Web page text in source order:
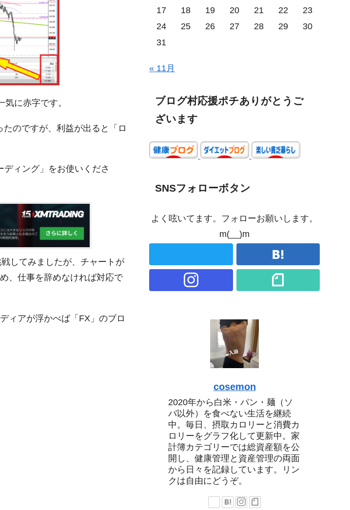
に赤字です。
のですが、利益が出ると「ロ
ィング」をお使いくださ
してみましたが、チャートが
、仕事を辞めなければ対応で
ィアが浮かべば「FX」のブロ
17
18 19 20 21 22
23
24
25 26 27 28 29
30
31
« 11月
ブログ村応援ポチありがとうご
ざいます
SNSフォローボタン
よく呟いてます。フォローお願いします。
m(__)m
cosemon
2020年から白米・パン・麺（ソ
バ以外）を食べない生活を継続
中。毎日、摂取カロリーと消費カ
ロリーをグラフ化して更新中。家
計簿カテゴリーでは総資産額を公
開し、健康管理と資産管理の両面
から日々を記録しています。リン
クは自由にどうぞ。